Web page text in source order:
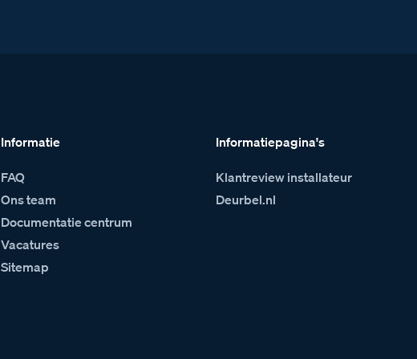
Informatie
FAQ
Ons team
Documentatie centrum
Vacatures
Sitemap
Informatiepagina's
Klantreview installateur
Deurbel.nl